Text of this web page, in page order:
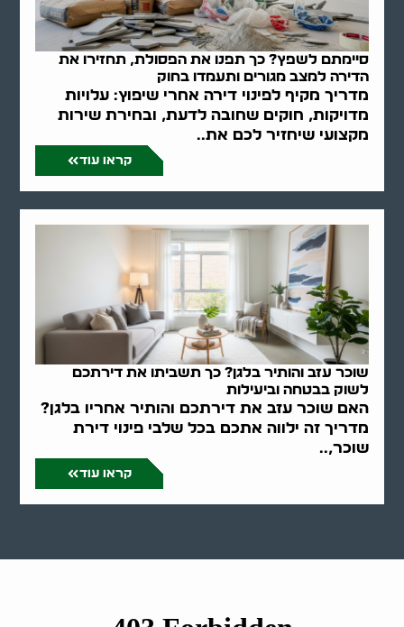
סיימתם לשפץ? כך תפנו את הפסולת, תחזירו את
הדירה למצב מגורים ותעמדו בחוק
מדריך מקיף לפינוי דירה אחרי שיפוץ: עלויות
מדויקות, חוקים שחובה לדעת, ובחירת שירות
מקצועי שיחזיר לכם את..
קראו עוד
שוכר עזב והותיר בלגן? כך תשביתו את דירתכם
לשוק בבטחה וביעילות
האם שוכר עזב את דירתכם והותיר אחריו בלגן?
מדריך זה ילווה אתכם בכל שלבי פינוי דירת
שוכר,..
קראו עוד